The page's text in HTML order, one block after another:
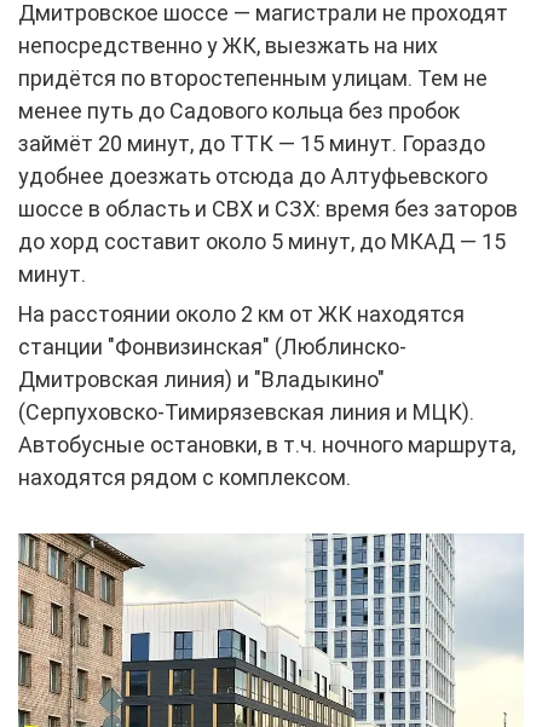
Дмитровское шоссе — магистрали не проходят
непосредственно у ЖК, выезжать на них
придётся по второстепенным улицам. Тем не
менее путь до Садового кольца без пробок
займёт 20 минут, до ТТК — 15 минут. Гораздо
удобнее доезжать отсюда до Алтуфьевского
шоссе в область и СВХ и СЗХ: время без заторов
до хорд составит около 5 минут, до МКАД — 15
минут.
На расстоянии около 2 км от ЖК находятся
станции "Фонвизинская" (Люблинско-
Дмитровская линия) и "Владыкино"
(Серпуховско-Тимирязевская линия и МЦК).
Автобусные остановки, в т.ч. ночного маршрута,
находятся рядом с комплексом.